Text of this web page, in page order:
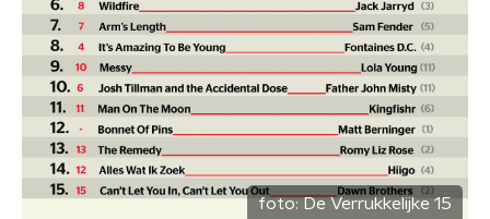
foto: De Verrukkelijke 15